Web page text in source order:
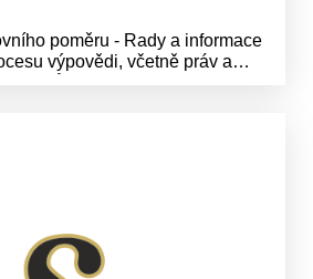
poměru - Rady a informace
výpovědi, včetně práv a